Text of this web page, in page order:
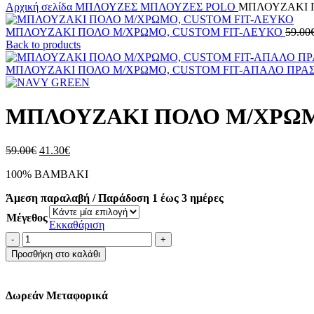
Αρχική σελίδα ΜΠΛΟΥΖΕΣ ΜΠΛΟΥΖΕΣ POLO ΜΠΛΟΥΖΑΚΙ
ΜΠΛΟΥΖΑΚΙ ΠΟΛΟ M/ΧΡΩΜΟ, CUSTOM FIT-ΛΕΥΚΟ 59.00
Back to products
ΜΠΛΟΥΖΑΚΙ ΠΟΛΟ M/ΧΡΩΜΟ, CUSTOM FIT-ΑΠΑΛΟ
ΜΠΛΟΥΖΑΚΙ ΠΟΛΟ M/
59.00€ Original
was:
41.30€Η
τιμή
41.30€.
100% ΒΑΜΒΑΚΙ
Άμεση παραλαβή / Παράδοση 1 έως 3 ημέρες
Μέγεθος
Εκκαθάριση
ΜΠΛΟΥΖΑΚΙ
ΠΟΛΟ
M/
CUSTOM
FIT-
Προσθήκη στο καλάθι
Δωρεάν Μεταφορικά